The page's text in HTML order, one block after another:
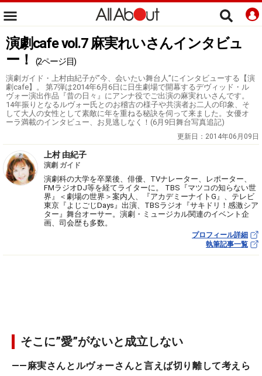
演劇cafe vol.7 麻実れいさんインタビュ
ー！
(2ページ目)
演劇ガイド・上村由紀子が”今、会いたい舞台人”にインタビューする【演
劇cafe】。 第7弾は2014年6月6日に日生劇場で開幕するデヴィッド・ル
ヴォー演出作品『昔の日々』にアンナ役でご出演の麻実れいさんです。
14年振りとなるルヴォー氏とのお稽古の様子や共演者お二人の印象、そ
して大人の女性として素敵に年を重ねる秘訣を伺って来ました。女優オ
ーラ満載のインタビュー、お見逃しなく！(6月9日舞台写真追記)
更新日： 2014年06月09日
上村 由紀子
演劇 ガイド
演劇科の大学を卒業後、俳優、TVナレーター、レポーター、
FMラジオDJ等を経てライターに。 TBS『マツコの知らない世
界』＜劇場の世界＞案内人、『アカデミーナイトG』、テレビ
東京『よじごじDays』出演、TBSラジオ『サキドリ！感激シア
ター』舞台オーサー。演劇・ミュージカル関連のイベント企
画、司会歴も多数。
プロフィール詳細
執筆記事一覧
そこに”愛”がないと成立しない
――麻実さんとルヴォーさんと言えば切り離して考えら